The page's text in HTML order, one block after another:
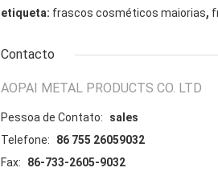
etiqueta: frascos cosméticos maiorias,
Contacto
AOPAI METAL PRODUCTS CO. LTD
Pessoa de Contato:
sales
Telefone:
86 755 26059032
Fax:
86-733-2605-9032